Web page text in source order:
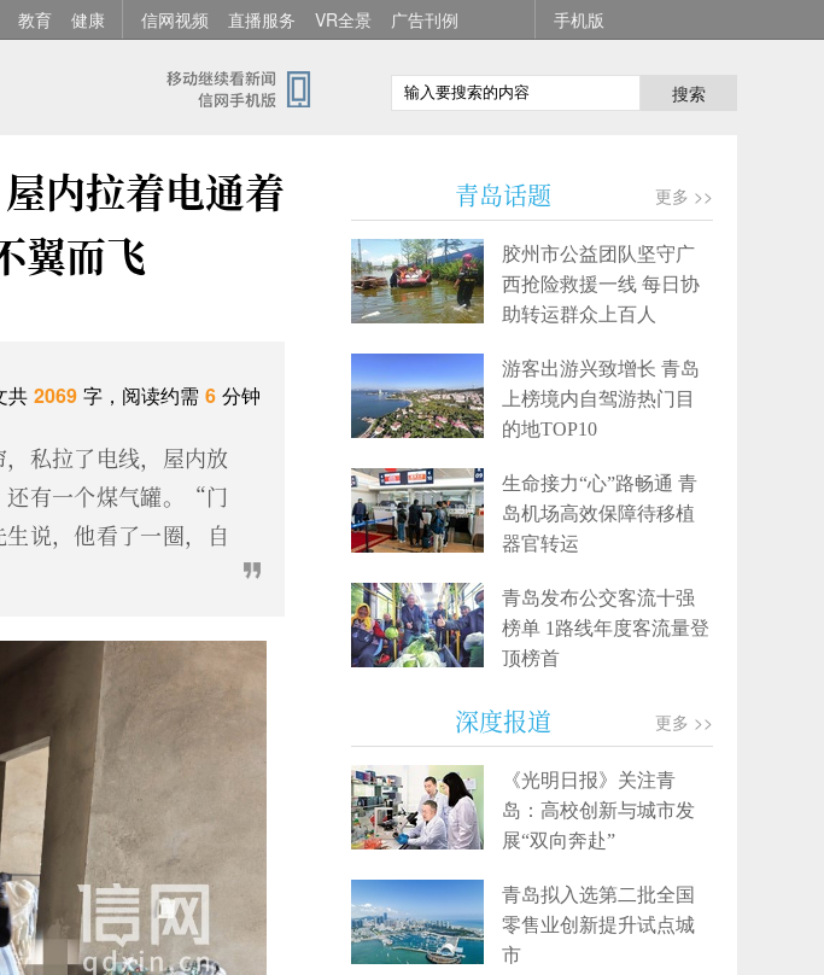
教育 健康 信网视频 直播服务 VR全景 广告刊例 手机版
搜索
内拉着电通着
翼而飞
共 2069 字，阅读约需 6 分钟
私拉了电线，屋内放
还有一个煤气罐。“门
说，他看了一圈，自
青岛话题 更多 >>
胶州市公益团队坚守广
西抢险救援一线 每日协
助转运群众上百人
游客出游兴致增长 青岛
上榜境内自驾游热门目
的地TOP10
生命接力“心”路畅通 青
岛机场高效保障待移植
器官转运
青岛发布公交客流十强
榜单 1路线年度客流量登
顶榜首
深度报道 更多 >>
《光明日报》关注青
岛：高校创新与城市发
展“双向奔赴”
青岛拟入选第二批全国
零售业创新提升试点城
市